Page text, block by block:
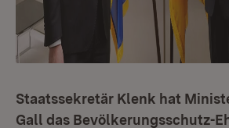
Staatssekretär Klenk hat
Gall das Bevölkerungsschutz-